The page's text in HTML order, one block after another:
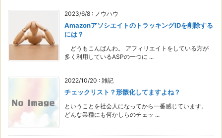
2023/6/8 : ノウハウ
AmazonアソシエイトのトラッキングIDを削除する
には？
どうもこんばんわ。 アフィリエイトをしている方が
多く利用しているASPの一つに ...
2022/10/20 : 雑記
チェックリスト？形骸化してますよね？
ということを社会人になってから一番感じています。
どんな業種にも何かしらのチェッ ...